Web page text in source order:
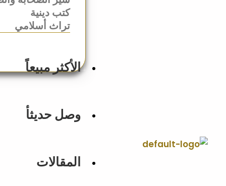
كتب دينية
تراث أسلامي
الأكثر مبيعاً
وصل حديثأ
المقالات